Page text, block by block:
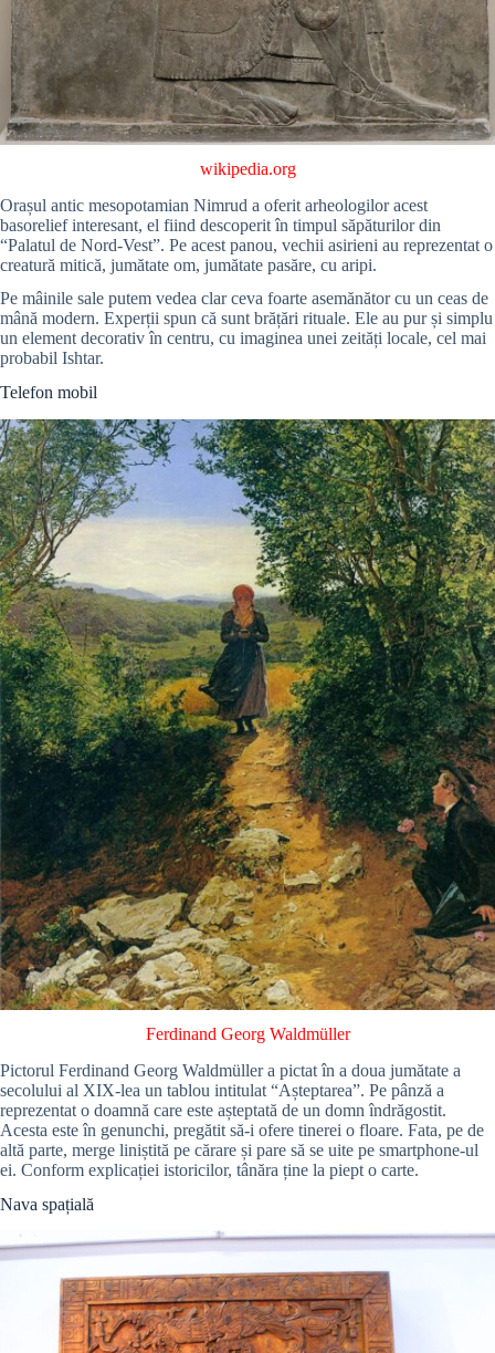
wikipedia.org
Orașul antic mesopotamian Nimrud a oferit arheologilor acest
basorelief interesant, el fiind descoperit în timpul săpăturilor din
“Palatul de Nord-Vest”. Pe acest panou, vechii asirieni au reprezentat o
creatură mitică, jumătate om, jumătate pasăre, cu aripi.
Pe mâinile sale putem vedea clar ceva foarte asemănător cu un ceas de
mână modern. Experții spun că sunt brățări rituale. Ele au pur și simplu
un element decorativ în centru, cu imaginea unei zeități locale, cel mai
probabil Ishtar.
Telefon mobil
Ferdinand Georg Waldmüller
Pictorul Ferdinand Georg Waldmüller a pictat în a doua jumătate a
secolului al XIX-lea un tablou intitulat “Așteptarea”. Pe pânză a
reprezentat o doamnă care este așteptată de un domn îndrăgostit.
Acesta este în genunchi, pregătit să-i ofere tinerei o floare. Fata, pe de
altă parte, merge liniștită pe cărare și pare să se uite pe smartphone-ul
ei. Conform explicației istoricilor, tânăra ține la piept o carte.
Nava spațială